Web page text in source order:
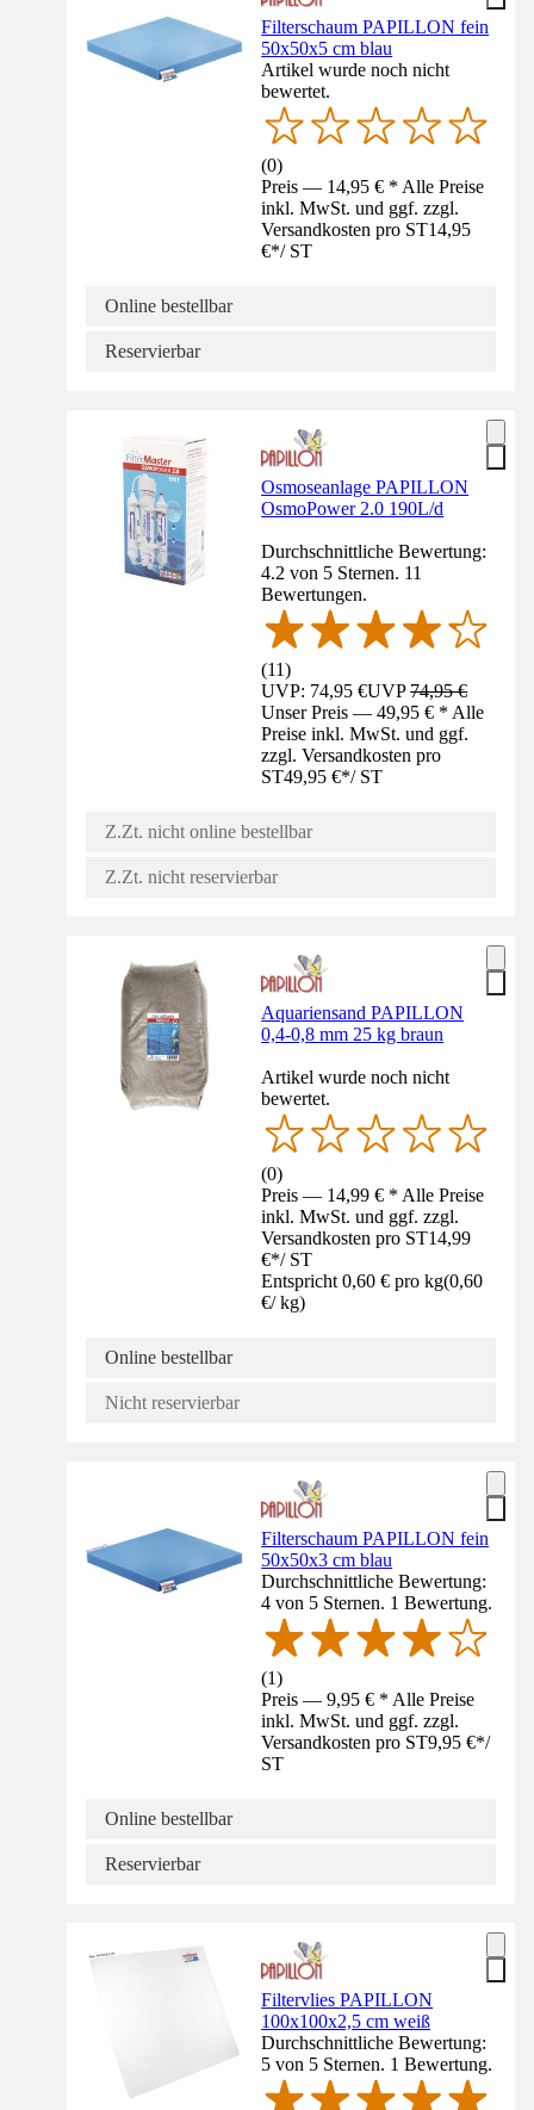
Filterschaum PAPILLON fein
50x50x5 cm blau
Artikel wurde noch nicht
bewertet.
(0)
Preis — 14,95 € * Alle Preise
inkl. MwSt. und ggf. zzgl.
Versandkosten pro ST14,95
€*/ ST
Online bestellbar
Reservierbar
Osmoseanlage PAPILLON
OsmoPower 2.0 190L/d
Durchschnittliche Bewertung:
4.2 von 5 Sternen. 11
Bewertungen.
(11)
UVP: 74,95 €UVP74,95 €
Unser Preis — 49,95 € * Alle
Preise inkl. MwSt. und ggf.
zzgl. Versandkosten pro
ST49,95 €*/ ST
Z.Zt. nicht online bestellbar
Z.Zt. nicht reservierbar
Aquariensand PAPILLON
0,4-0,8 mm 25 kg braun
Artikel wurde noch nicht
bewertet.
(0)
Preis — 14,99 € * Alle Preise
inkl. MwSt. und ggf. zzgl.
Versandkosten pro ST14,99
€*/ ST
Entspricht 0,60 € pro kg(0,60
€/ kg)
Online bestellbar
Nicht reservierbar
Filterschaum PAPILLON fein
50x50x3 cm blau
Durchschnittliche Bewertung:
4 von 5 Sternen. 1 Bewertung.
(1)
Preis — 9,95 € * Alle Preise
inkl. MwSt. und ggf. zzgl.
Versandkosten pro ST9,95 €*/
ST
Online bestellbar
Reservierbar
Filtervlies PAPILLON
100x100x2,5 cm weiß
Durchschnittliche Bewertung:
5 von 5 Sternen. 1 Bewertung.